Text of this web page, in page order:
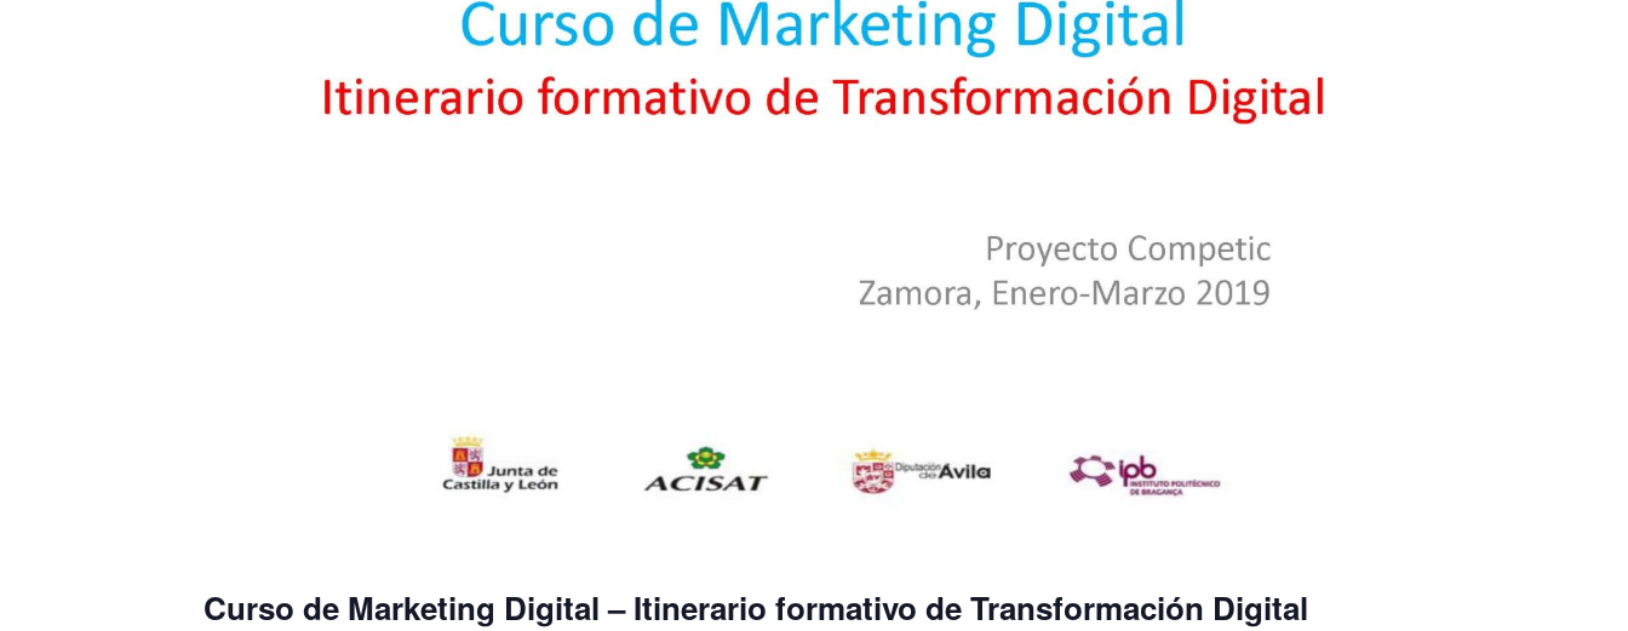
Curso de Marketing Digital – Itinerario formativo de Transformación Digital